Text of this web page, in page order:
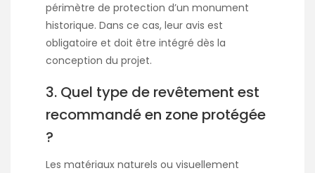
périmètre de protection d’un monument
historique. Dans ce cas, leur avis est
obligatoire et doit être intégré dès la
conception du projet.
3. Quel type de revêtement est
recommandé en zone protégée
?
Les matériaux naturels ou visuellement